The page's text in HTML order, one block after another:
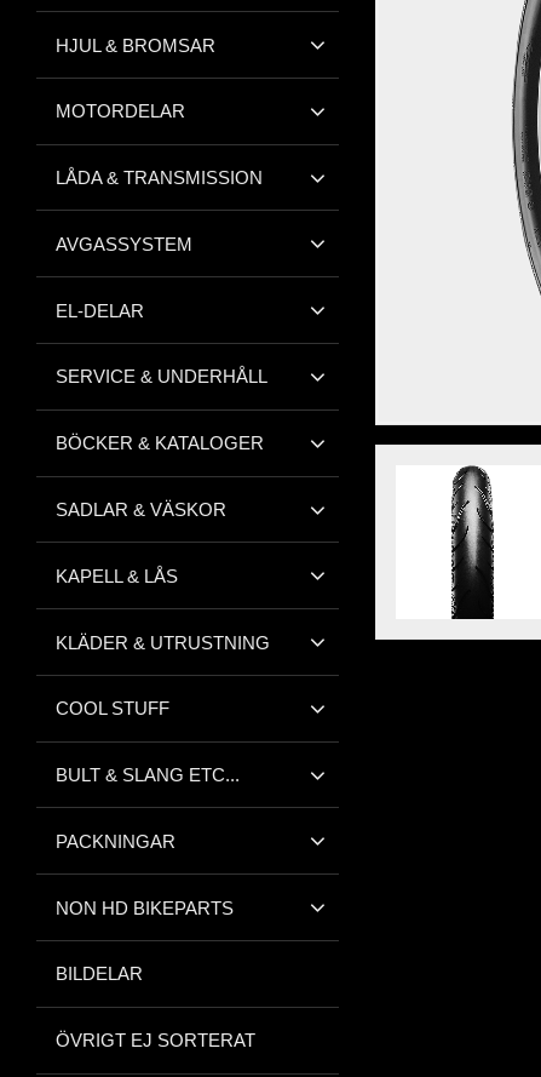
HJUL & BROMSAR
MOTORDELAR
LÅDA & TRANSMISSION
AVGASSYSTEM
EL-DELAR
SERVICE & UNDERHÅLL
BÖCKER & KATALOGER
SADLAR & VÄSKOR
KAPELL & LÅS
KLÄDER & UTRUSTNING
COOL STUFF
BULT & SLANG ETC...
PACKNINGAR
NON HD BIKEPARTS
BILDELAR
ÖVRIGT EJ SORTERAT